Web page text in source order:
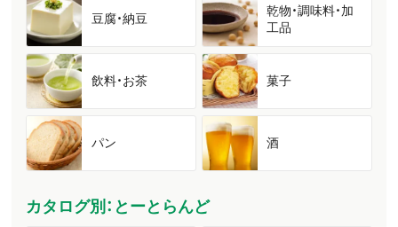
豆腐・納豆
乾物・調味料・加
工品
飲料・お茶 菓子
パン 酒
カタログ別：とーとらんど